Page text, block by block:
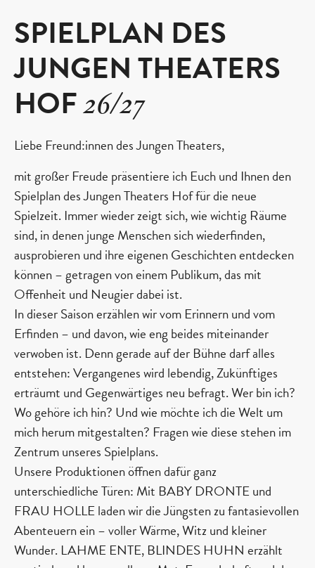
SPIELPLAN DES
JUNGEN THEATERS
HOF26/27
Liebe Freund:innen des Jungen Theaters,
mit großer Freude präsentiere ich Euch und Ihnen den
Spielplan des Jungen Theaters Hof für die neue
Spielzeit. Immer wieder zeigt sich, wie wichtig Räume
sind, in denen junge Menschen sich wiederfinden,
ausprobieren und ihre eigenen Geschichten entdecken
können – getragen von einem Publikum, das mit
Offenheit und Neugier dabei ist.
In dieser Saison erzählen wir vom Erinnern und vom
Erfinden – und davon, wie eng beides miteinander
verwoben ist. Denn gerade auf der Bühne darf alles
entstehen: Vergangenes wird lebendig, Zukünftiges
erträumt und Gegenwärtiges neu befragt. Wer bin ich?
Wo gehöre ich hin? Und wie möchte ich die Welt um
mich herum mitgestalten? Fragen wie diese stehen im
Zentrum unseres Spielplans.
Unsere Produktionen öffnen dafür ganz
unterschiedliche Türen: Mit BABY DRONTE und
FRAU HOLLE laden wir die Jüngsten zu fantasievollen
Abenteuern ein – voller Wärme, Witz und kleiner
Wunder. LAHME ENTE, BLINDES HUHN erzählt